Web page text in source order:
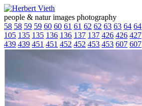
people & natur images photography
58 58 59 59 60 60 61 61 62 62 63 63 64 64
105 135 135 136 136 137 137 426 426 427
439 439 451 451 452 452 453 453 607 607